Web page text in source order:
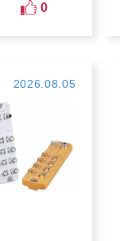
0
2026.08.05